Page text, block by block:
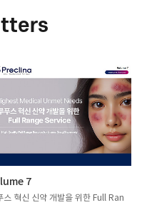
7
스 혁신 신약 개발을 위한 Full Ran